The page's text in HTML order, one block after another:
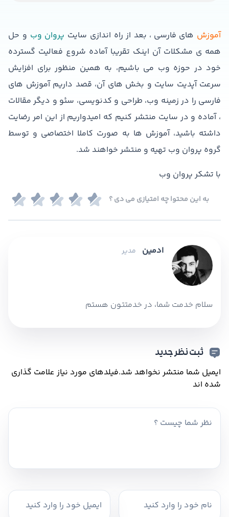
آموزش های فارسی ، بعد از راه اندازی سایت پروان وب و حل
همه ی مشکلات آن اینک تقریبا آماده شروع فعالیت گسترده
خود در حوزه وب می باشیم، به همین منظور برای افزایش
سرعت آپدیت سایت و بخش های آن، قصد داریم آموزش های
فارسی را در زمینه وب، طراحی و کدنویسی، سئو و دیگر مقالات
، آماده و در سایت منتشر کنیم که امیدواریم از این امر رضایت
داشته باشید، آموزش ها به صورت کاملا اختصاصی و توسط
گروه پروان وب تهیه و منتشر خواهند شد.
با تشکر پروان وب
به این محتوا چه امتیازی می دی ؟
ادمین مدیر
سلام خدمت شما، در خدمتتون هستم
ثبت نظر جدید
ایمیل شما منتشر نخواهد شد.فیلدهای مورد نیاز علامت گذاری
شده اند